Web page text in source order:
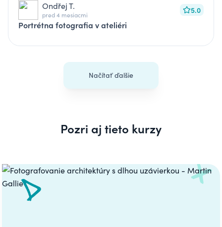
Ondřej T.
pred 4 mesiacmi 5.0
Portrétna fotografia v ateliéri
Načítať ďalšie
Pozri aj tieto kurzy
Carousel